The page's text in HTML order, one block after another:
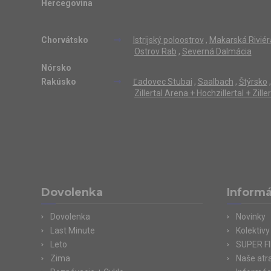
Hercegovina
Chorvátsko
Istrijský poloostrov , Makarská
Ostrov Rab , Severná Dalmácia
Nórsko
Rakúsko
Ľadovec Stubai , Saalbach , Štýrsko ,
Zillertal Arena + Hochzillertal +
Dovolenka
Dovolenka
Last Minute
Leto
Zima
Novinky
Kolektivy
SUPER
Naše